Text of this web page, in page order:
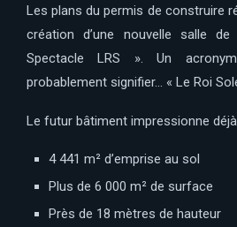
Les plans du permis de construire
création d’une nouvelle salle
Spectacle LRS ». Un
probablement signifier… « Le Roi
Le futur bâtiment impressionne
4 441 m² d’emprise au sol
Plus de 6 000 m² de surface
Près de 18 mètres de hauteur